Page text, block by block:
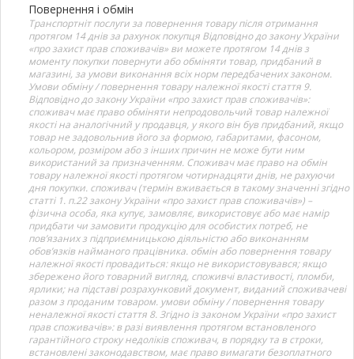
Повернення і обмін
Транспортніт послуги за повернення товару після отримання
протягом 14 днів за рахунок покупця Відповідно до закону України
«про захист прав споживачів» ви можете протягом 14 днів з
моменту покупки повернути або обміняти товар, придбаний в
магазині, за умови виконання всіх норм передбачених законом.
Умови обміну / повернення товару належної якості стаття 9.
Відповідно до закону України «про захист прав споживачів»:
споживач має право обміняти непродовольчий товар належної
якості на аналогічний у продавця, у якого він був придбаний, якщо
товар не задовольнив його за формою, габаритами, фасоном,
кольором, розміром або з інших причин не може бути ним
використаний за призначенням. Споживач має право на обмін
товару належної якості протягом чотирнадцяти днів, не рахуючи
дня покупки. споживач (термін вживається в такому значенні згідно
статті 1. п.22 закону України «про захист прав споживачів») –
фізична особа, яка купує, замовляє, використовує або має намір
придбати чи замовити продукцію для особистих потреб, не
пов’язаних з підприємницькою діяльністю або виконанням
обов’язків найманого працівника. обмін або повернення товару
належної якості провадиться: якщо не використовувався; якщо
збережено його товарний вигляд, споживчі властивості, пломби,
ярлики; на підставі розрахунковий документ, виданий споживачеві
разом з проданим товаром. умови обміну / повернення товару
неналежної якості стаття 8. Згідно із законом України «про захист
прав споживачів»: в разі виявлення протягом встановленого
гарантійного строку недоліків споживач, в порядку та в строки,
встановлені законодавством, має право вимагати безоплатного